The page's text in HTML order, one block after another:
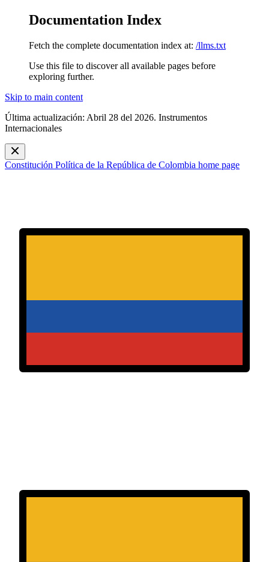
Documentation Index
Fetch the complete documentation index at: /llms.txt
Use this file to discover all available pages before
exploring further.
Skip to main content
Última actualización: Abril 28 del 2026. Instrumentos
Internacionales
Constitución Política de la República de Colombia home page